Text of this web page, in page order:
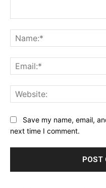
Save my name, email,
next time I comment.